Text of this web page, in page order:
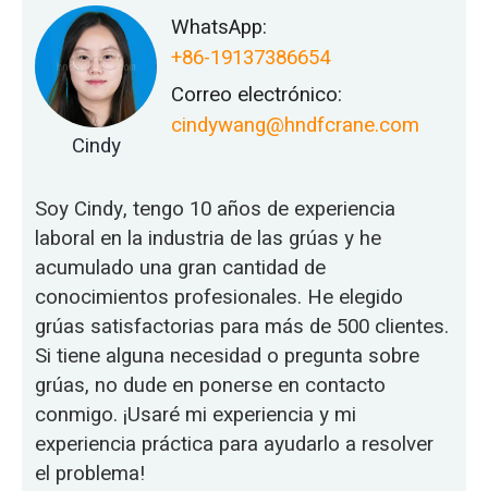
Cindy
WhatsApp:
+86-19137386654
Correo electrónico:
cindywang@hndfcrane.com
Soy Cindy, tengo 10 años de experiencia
laboral en la industria de las grúas y he
acumulado una gran cantidad de
conocimientos profesionales. He elegido
grúas satisfactorias para más de 500 clientes.
Si tiene alguna necesidad o pregunta sobre
grúas, no dude en ponerse en contacto
conmigo. ¡Usaré mi experiencia y mi
experiencia práctica para ayudarlo a resolver
el problema!